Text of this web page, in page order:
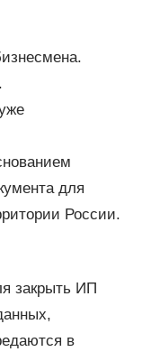
для
России.
закрыть ИП
в